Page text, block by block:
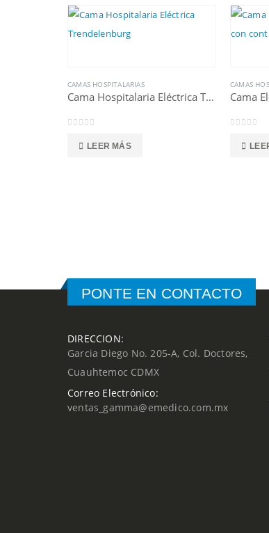
CAMAS HOSPITALARIAS
Cama Hospitalaria Eléctrica Trendelenburg
LEER MÁS
CAMAS
PONTE EN CONTACTO
DIRECCION:
Garcia Diego No. 205-A, Col. Doctores,
Cuauhtemoc CDMX
Correo Electrónico:
ventas_gamma@emedico.com.mx